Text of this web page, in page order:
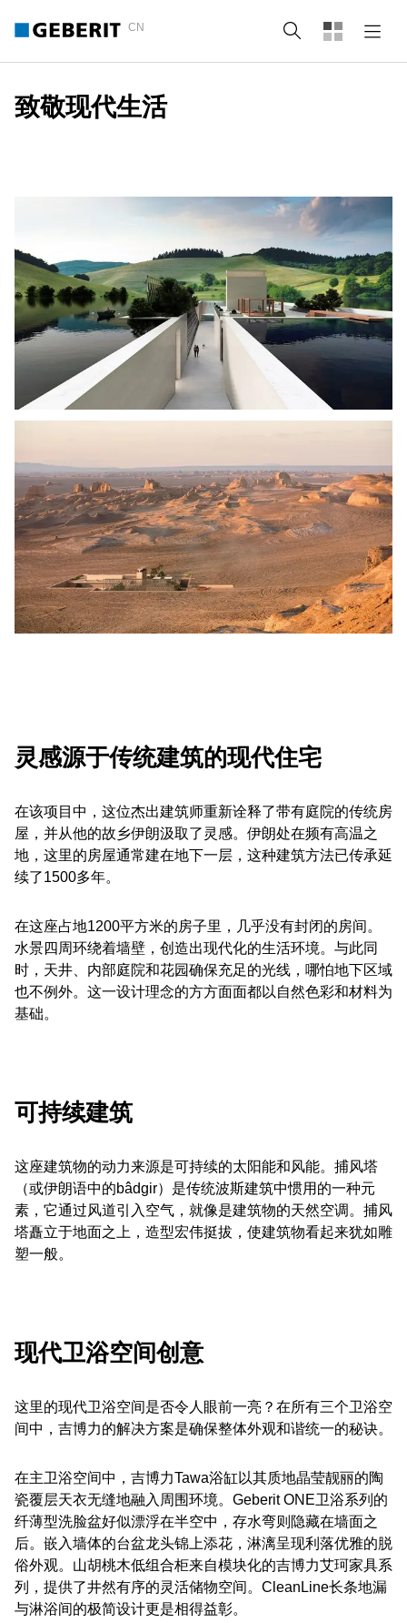
CN Search
致敬现代生活
灵感源于传统建筑的现代住宅
在该项目中，这位杰出建筑师重新诠释了带有庭院的传统房
屋，并从他的故乡伊朗汲取了灵感。伊朗处在频有高温之
地，这里的房屋通常建在地下一层，这种建筑方法已传承延
续了1500多年。
在这座占地1200平方米的房子里，几乎没有封闭的房间。
水景四周环绕着墙壁，创造出现代化的生活环境。与此同
时，天井、内部庭院和花园确保充足的光线，哪怕地下区域
也不例外。这一设计理念的方方面面都以自然色彩和材料为
基础。
可持续建筑
这座建筑物的动力来源是可持续的太阳能和风能。捕风塔
（或伊朗语中的bâdgir）是传统波斯建筑中惯用的一种元
素，它通过风道引入空气，就像是建筑物的天然空调。捕风
塔矗立于地面之上，造型宏伟挺拔，使建筑物看起来犹如雕
塑一般。
现代卫浴空间创意
这里的现代卫浴空间是否令人眼前一亮？在所有三个卫浴空
间中，吉博力的解决方案是确保整体外观和谐统一的秘诀。
在主卫浴空间中，吉博力Tawa浴缸以其质地晶莹靓丽的陶
瓷覆层天衣无缝地融入周围环境。Geberit ONE卫浴系列的
纤薄型洗脸盆好似漂浮在半空中，存水弯则隐藏在墙面之
后。嵌入墙体的台盆龙头锦上添花，淋漓呈现利落优雅的脱
俗外观。山胡桃木低组合柜来自模块化的吉博力艾珂家具系
列，提供了井然有序的灵活储物空间。CleanLine长条地漏
与淋浴间的极简设计更是相得益彰。